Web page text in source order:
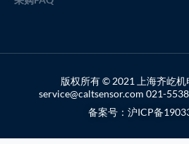
版权所有 © 2021 上海齐屹机
service@caltsensor.com 021-
备案号：沪ICP备